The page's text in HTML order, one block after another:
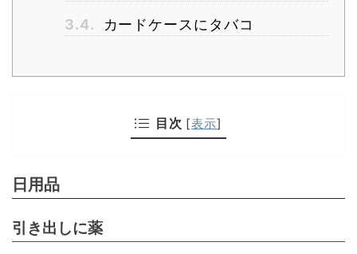
3.4. カードケースにタバコ
目次 [表示]
日用品
引き出しに薬